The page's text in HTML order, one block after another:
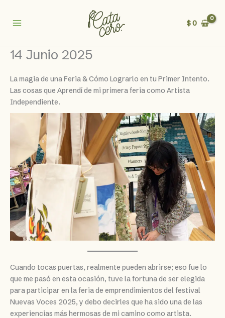
contenido
$0
14 Junio 2025
La magia de una Feria & Cómo Lograrlo en tu Primer Intento.
Las cosas que Aprendí de mi primera feria como Artista
Independiente.
Cuando tocas puertas, realmente pueden abrirse; eso fue lo
que me pasó en esta ocasión, tuve la fortuna de ser elegida
para participar en la feria de emprendimientos del festival
Nuevas Voces 2025, y debo decirles que ha sido una de las
experiencias más hermosas de mi camino como artista.